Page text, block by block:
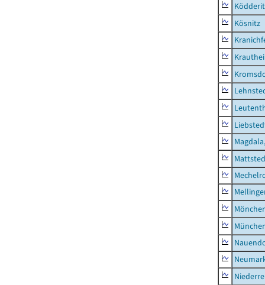
Kösnitz